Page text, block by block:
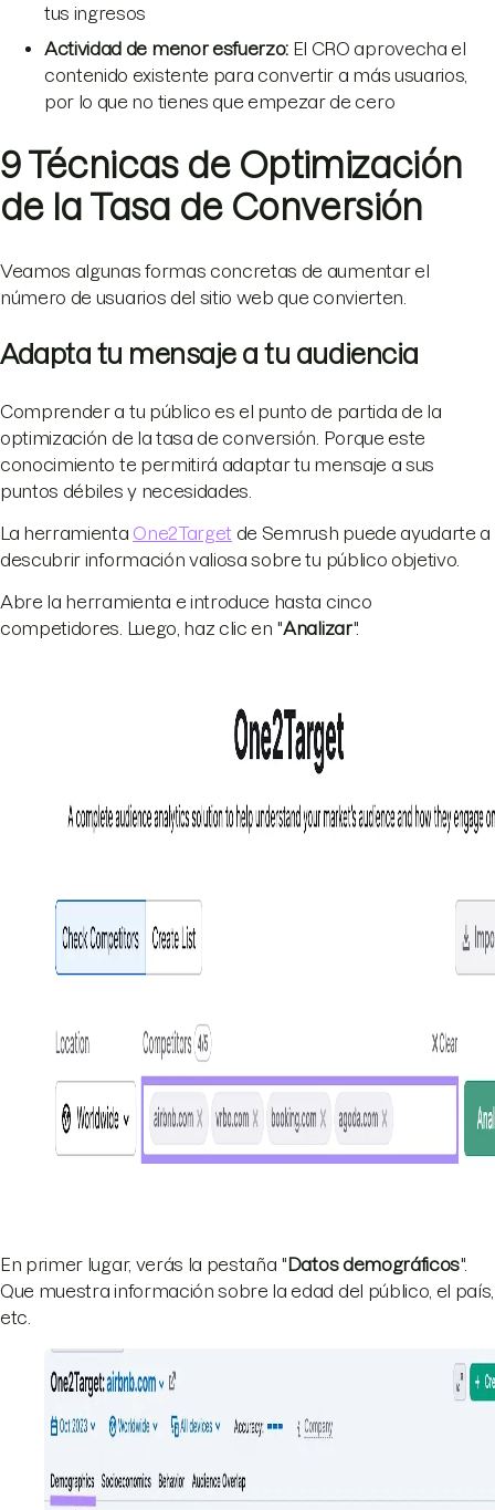
tus ingresos
Actividad de menor esfuerzo: El CRO aprovecha el
contenido existente para convertir a más usuarios,
por lo que no tienes que empezar de cero
9 Técnicas de Optimización
de la Tasa de Conversión
Veamos algunas formas concretas de aumentar el
número de usuarios del sitio web que convierten.
Adapta tu mensaje a tu audiencia
Comprender a tu público es el punto de partida de la
optimización de la tasa de conversión. Porque este
conocimiento te permitirá adaptar tu mensaje a sus
puntos débiles y necesidades.
La herramienta One2Target de Semrush puede ayudarte a
descubrir información valiosa sobre tu público objetivo.
Abre la herramienta e introduce hasta cinco
competidores. Luego, haz clic en "Analizar".
En primer lugar, verás la pestaña "Datos demográficos".
Que muestra información sobre la edad del público, el país,
etc.